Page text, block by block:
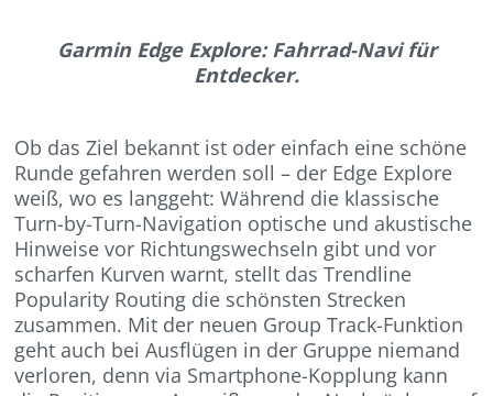
Garmin Edge Explore: Fahrrad-Navi für
Entdecker.
Ob das Ziel bekannt ist oder einfach eine schöne
Runde gefahren werden soll – der Edge Explore
weiß, wo es langgeht: Während die klassische
Turn-by-Turn-Navigation optische und akustische
Hinweise vor Richtungswechseln gibt und vor
scharfen Kurven warnt, stellt das Trendline
Popularity Routing die schönsten Strecken
zusammen. Mit der neuen Group Track-Funktion
geht auch bei Ausflügen in der Gruppe niemand
verloren, denn via Smartphone-Kopplung kann